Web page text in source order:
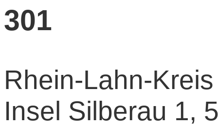
301
Rhein-Lahn-
Insel Silberau 1,